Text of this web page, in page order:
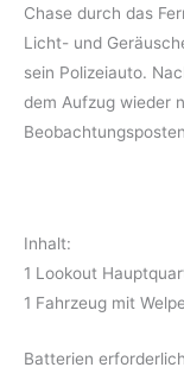
Chase durch das
Licht- und
sein Polizeiauto.
dem Aufzug wieder
Inhalt:
1 Lookout
1 Fahrzeug mit
Batterien